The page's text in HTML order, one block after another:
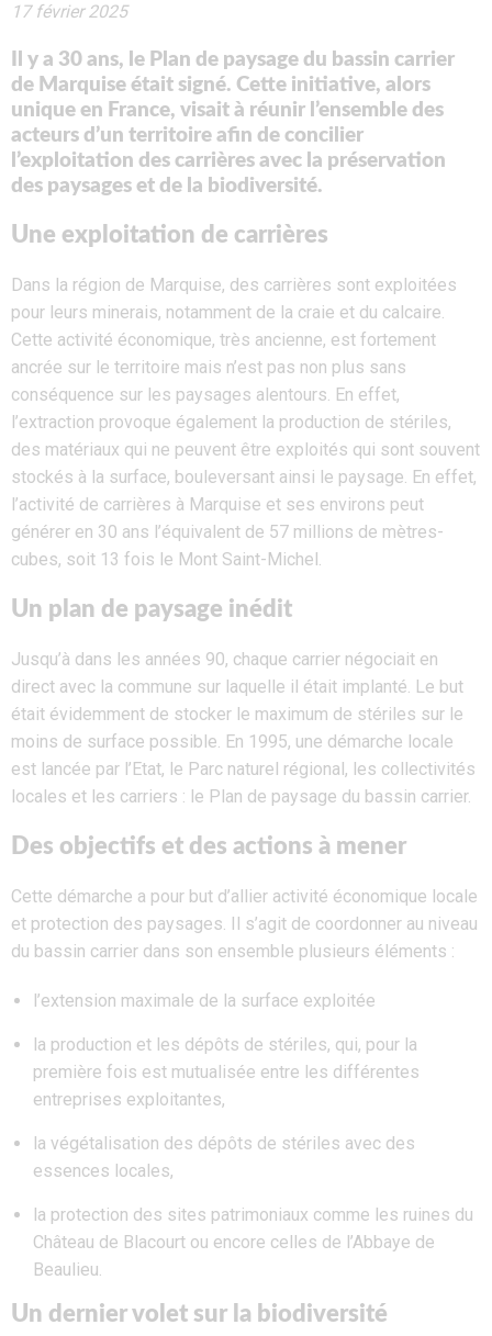
17 février 2025
Il y a 30 ans, le Plan de paysage du bassin carrier
de Marquise était signé. Cette initiative, alors
unique en France, visait à réunir l’ensemble des
acteurs d’un territoire afin de concilier
l’exploitation des carrières avec la préservation
des paysages et de la biodiversité.
Une exploitation de carrières
Dans la région de Marquise, des carrières sont exploitées
pour leurs minerais, notamment de la craie et du calcaire.
Cette activité économique, très ancienne, est fortement
ancrée sur le territoire mais n’est pas non plus sans
conséquence sur les paysages alentours. En effet,
l’extraction provoque également la production de stériles,
des matériaux qui ne peuvent être exploités qui sont souvent
stockés à la surface, bouleversant ainsi le paysage. En effet,
l’activité de carrières à Marquise et ses environs peut
générer en 30 ans l’équivalent de 57 millions de mètres-
cubes, soit 13 fois le Mont Saint-Michel.
Un plan de paysage inédit
Jusqu’à dans les années 90, chaque carrier négociait en
direct avec la commune sur laquelle il était implanté. Le but
était évidemment de stocker le maximum de stériles sur le
moins de surface possible. En 1995, une démarche locale
est lancée par l’Etat, le Parc naturel régional, les collectivités
locales et les carriers : le Plan de paysage du bassin carrier.
Des objectifs et des actions à mener
Cette démarche a pour but d’allier activité économique locale
et protection des paysages. Il s’agit de coordonner au niveau
du bassin carrier dans son ensemble plusieurs éléments :
l’extension maximale de la surface exploitée
la production et les dépôts de stériles, qui, pour la
première fois est mutualisée entre les différentes
entreprises exploitantes,
la végétalisation des dépôts de stériles avec des
essences locales,
la protection des sites patrimoniaux comme les ruines du
Château de Blacourt ou encore celles de l’Abbaye de
Beaulieu.
Un dernier volet sur la biodiversité